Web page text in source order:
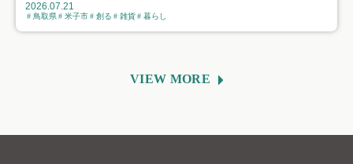
2026.07.21
鳥取県 米子市 創る 雑貨 暮らし
VIEW MORE